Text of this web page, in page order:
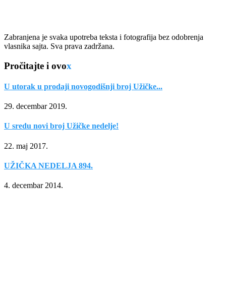
Zabranjena je svaka upotreba teksta i fotografija bez odobrenja
vlasnika sajta. Sva prava zadržana.
Pročitajte i ovox
U utorak u prodaji novogodišnji broj Užičke...
29. decembar 2019.
U sredu novi broj Užičke nedelje!
22. maj 2017.
UŽIČKA NEDELJA 894.
4. decembar 2014.